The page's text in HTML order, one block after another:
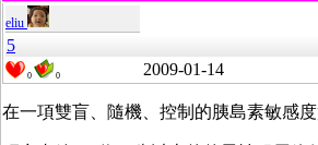
eliu
5
0 0 2009-01-14
在一項雙盲、隨機、控制的胰島素敏感度